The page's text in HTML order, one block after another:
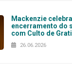
Mackenzie celebra
encerramento do
com Culto de
26.06.2026